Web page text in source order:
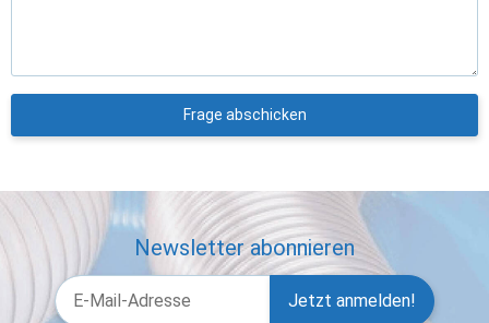
Frage abschicken
Newsletter abonnieren
Jetzt anmelden!